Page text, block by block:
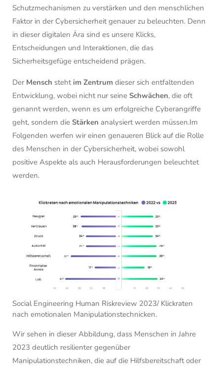
Schutzmechanismen zu verstärken und den menschlichen
Faktor in der Cybersicherheit genauer zu beleuchten. Denn
in dieser digitalen Ära sind es unsere Klicks,
Entscheidungen und Interaktionen, die das
Sicherheitsgefüge entscheidend prägen.
Der Mensch steht im Zentrum dieser sich entfaltenden
Entwicklung, wobei nicht nur seine Schwächen, die oft
genannt werden, wenn es um erfolgreiche Cyberangriffe
geht, sondern die Stärken analysiert werden müssen.Im
Folgenden werfen wir einen genaueren Blick auf die Rolle
des Menschen in der Cybersicherheit, wobei sowohl
positive Aspekte als auch Herausforderungen beleuchtet
werden.
Social Engineering Human Riskreview 2023/ Klickraten
nach emotionalen Manipulationstechnicken.
Wir sehen in dieser Abbildung, dass Menschen in Jahre
2023 deutlich resilienter gegenüber
Manipulationstechniken, die auf die Hilfsbereitschaft oder